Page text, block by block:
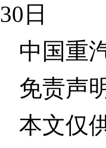
30日
中国重
免责声
本文仅